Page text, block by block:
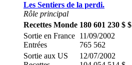
Les Sentiers de la perdi.
Rôle principal
Recettes Monde 180 601 230 $ $
Sortie en France
Entrées
11/09/2002
765 562
Sortie aux US
12/07/2002